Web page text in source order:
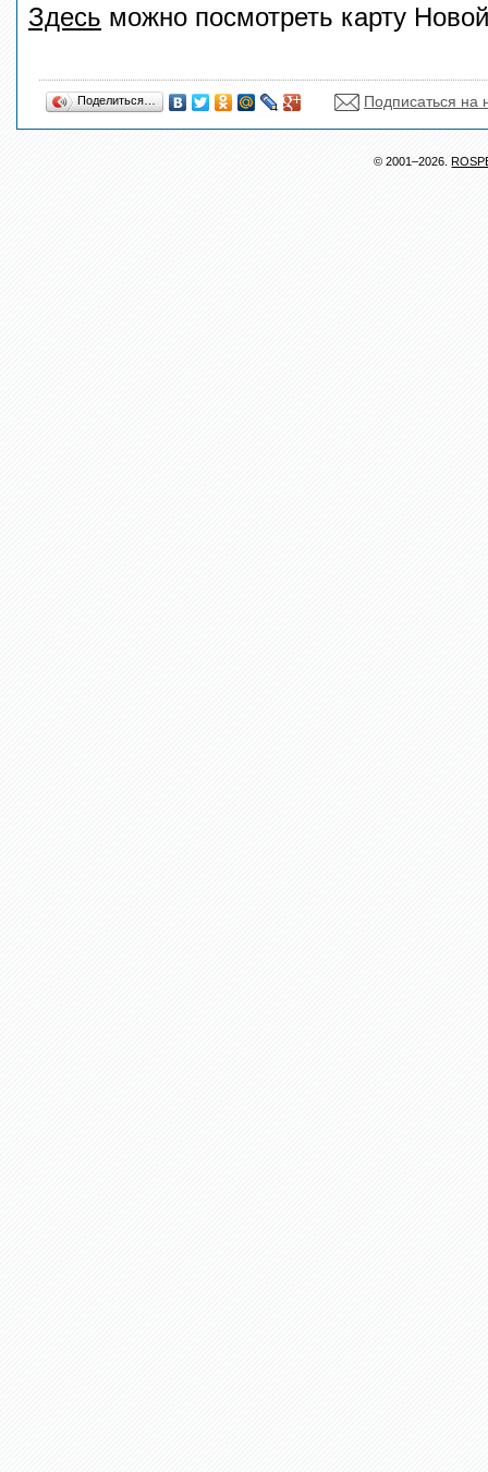
Здесь можно посмотреть карту
Поделиться… Подписаться на
© 2001–2026.